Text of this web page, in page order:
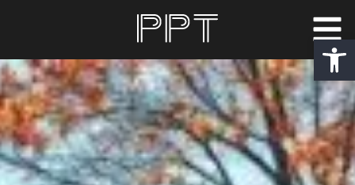
פתח סרגל נגישות